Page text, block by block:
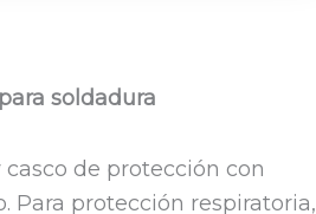
soldadura
de protección con
Para protección respiratoria,